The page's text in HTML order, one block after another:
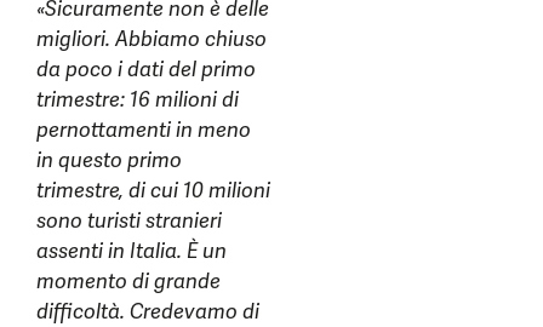
«Sicuramente non è delle
migliori. Abbiamo chiuso
da poco i dati del primo
trimestre: 16 milioni di
pernottamenti in meno
in questo primo
trimestre, di cui 10 milioni
sono turisti stranieri
assenti in Italia. È un
momento di grande
difficoltà. Credevamo di